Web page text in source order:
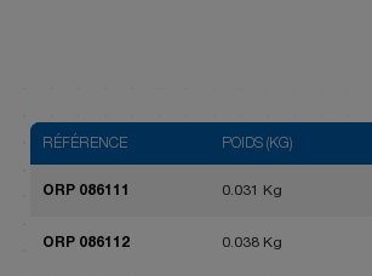
RÉFÉRENCE POIDS (KG)
ORP 086111 0.031 Kg
ORP 086112 0.038 Kg